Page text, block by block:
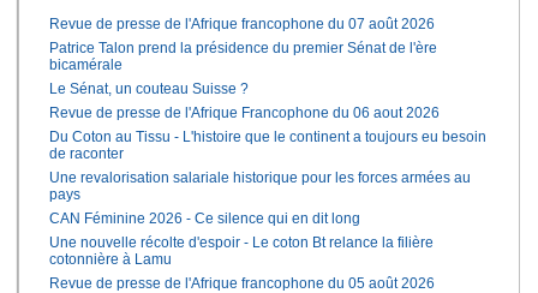
Revue de presse de l'Afrique francophone du 07 août 2026
Patrice Talon prend la présidence du premier Sénat de l'ère
bicamérale
Le Sénat, un couteau Suisse ?
Revue de presse de l'Afrique Francophone du 06 aout 2026
Du Coton au Tissu - L'histoire que le continent a toujours eu besoin
de raconter
Une revalorisation salariale historique pour les forces armées au
pays
CAN Féminine 2026 - Ce silence qui en dit long
Une nouvelle récolte d'espoir - Le coton Bt relance la filière
cotonnière à Lamu
Revue de presse de l'Afrique francophone du 05 août 2026